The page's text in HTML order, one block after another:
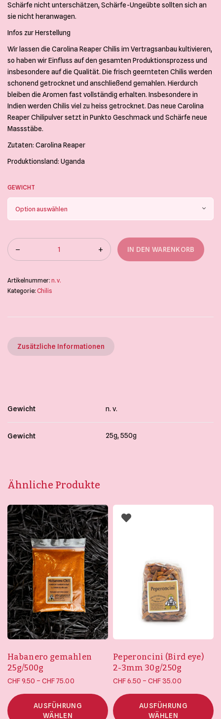
Schärfe nicht unterschätzen, Schärfe-Ungeübte sollten sich an
sie nicht heranwagen.
Infos zur Herstellung
Wir lassen die Carolina Reaper Chilis im Vertragsanbau kultivieren,
so haben wir Einfluss auf den gesamten Produktionsprozess und
insbesondere auf die Qualität. Die frisch geernteten Chilis werden
schonend getrocknet und anschließend gemahlen. Hierdurch
bleiben die Aromen fast vollständig erhalten. Insbesondere in
Indien werden Chilis viel zu heiss getrocknet. Das neue Carolina
Reaper Chilipulver setzt in Punkto Geschmack und Schärfe neue
Massstäbe.
Zutaten: Carolina Reaper
Produktionsland: Uganda
GEWICHT
IN DEN WARENKORB
Artikelnummer: n. v.
Kategorie: Chilis
Zusätzliche Informationen
Gewicht n. v.
Gewicht 25g, 550g
Ähnliche Produkte
Habanero gemahlen
25g/500g
CHF9.50 – CHF75.00 Preisspanne:
CHF 75.00
AUSFÜHRUNG
WÄHLEN
Peperoncini (Bird eye)
2-3mm 30g/250g
CHF6.50 – CHF35.00
CHF 35.00
AUSFÜHRUNG
WÄHLEN